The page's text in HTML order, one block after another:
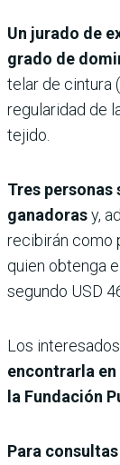
Un jurado de
grado de
telar de cintura
regularidad de
tejido.
Tres personas
ganadorasy,
recibirán como
quien obtenga
segundo USD
Los
encontrarla en
la Fundación
Para